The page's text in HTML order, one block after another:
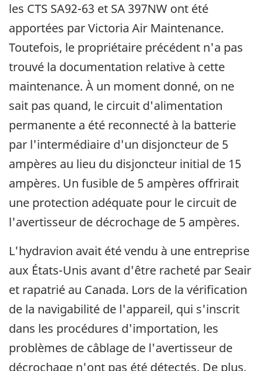
les CTS SA92-63 et SA 397NW ont été
apportées par Victoria Air Maintenance.
Toutefois, le propriétaire précédent n'a pas
trouvé la documentation relative à cette
maintenance. À un moment donné, on ne
sait pas quand, le circuit d'alimentation
permanente a été reconnecté à la batterie
par l'intermédiaire d'un disjoncteur de 5
ampères au lieu du disjoncteur initial de 15
ampères. Un fusible de 5 ampères offrirait
une protection adéquate pour le circuit de
l'avertisseur de décrochage de 5 ampères.
L'hydravion avait été vendu à une entreprise
aux États-Unis avant d'être racheté par Seair
et rapatrié au Canada. Lors de la vérification
de la navigabilité de l'appareil, qui s'inscrit
dans les procédures d'importation, les
problèmes de câblage de l'avertisseur de
décrochage n'ont pas été détectés. De plus,